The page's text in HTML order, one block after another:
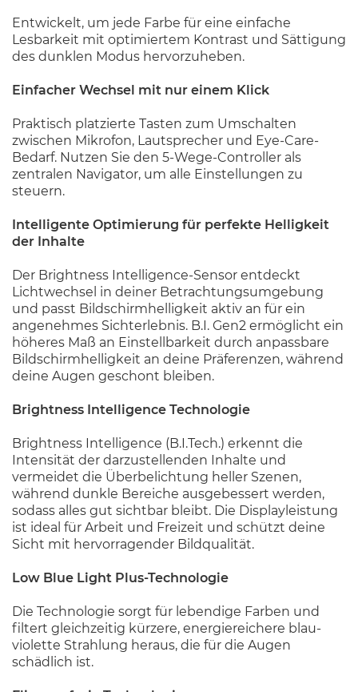
Entwickelt, um jede Farbe für eine einfache
Lesbarkeit mit optimiertem Kontrast und Sättigung
des dunklen Modus hervorzuheben.
Einfacher Wechsel mit nur einem Klick
Praktisch platzierte Tasten zum Umschalten
zwischen Mikrofon, Lautsprecher und Eye-Care-
Bedarf. Nutzen Sie den 5-Wege-Controller als
zentralen Navigator, um alle Einstellungen zu
steuern.
Intelligente Optimierung für perfekte Helligkeit
der Inhalte
Der Brightness Intelligence-Sensor entdeckt
Lichtwechsel in deiner Betrachtungsumgebung
und passt Bildschirmhelligkeit aktiv an für ein
angenehmes Sichterlebnis. B.I. Gen2 ermöglicht ein
höheres Maß an Einstellbarkeit durch anpassbare
Bildschirmhelligkeit an deine Präferenzen, während
deine Augen geschont bleiben.
Brightness Intelligence Technologie
Brightness Intelligence (B.I.Tech.) erkennt die
Intensität der darzustellenden Inhalte und
vermeidet die Überbelichtung heller Szenen,
während dunkle Bereiche ausgebessert werden,
sodass alles gut sichtbar bleibt. Die Displayleistung
ist ideal für Arbeit und Freizeit und schützt deine
Sicht mit hervorragender Bildqualität.
Low Blue Light Plus-Technologie
Die Technologie sorgt für lebendige Farben und
filtert gleichzeitig kürzere, energiereichere blau-
violette Strahlung heraus, die für die Augen
schädlich ist.